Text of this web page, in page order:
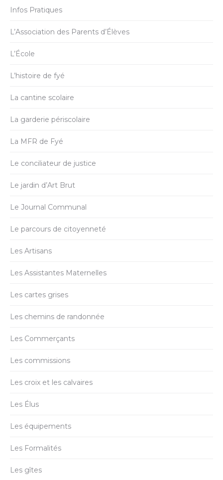
Infos Pratiques
L’Association des Parents d’Élèves
L’École
L’histoire de fyé
La cantine scolaire
La garderie périscolaire
La MFR de Fyé
Le conciliateur de justice
Le jardin d’Art Brut
Le Journal Communal
Le parcours de citoyenneté
Les Artisans
Les Assistantes Maternelles
Les cartes grises
Les chemins de randonnée
Les Commerçants
Les commissions
Les croix et les calvaires
Les Élus
Les équipements
Les Formalités
Les gîtes